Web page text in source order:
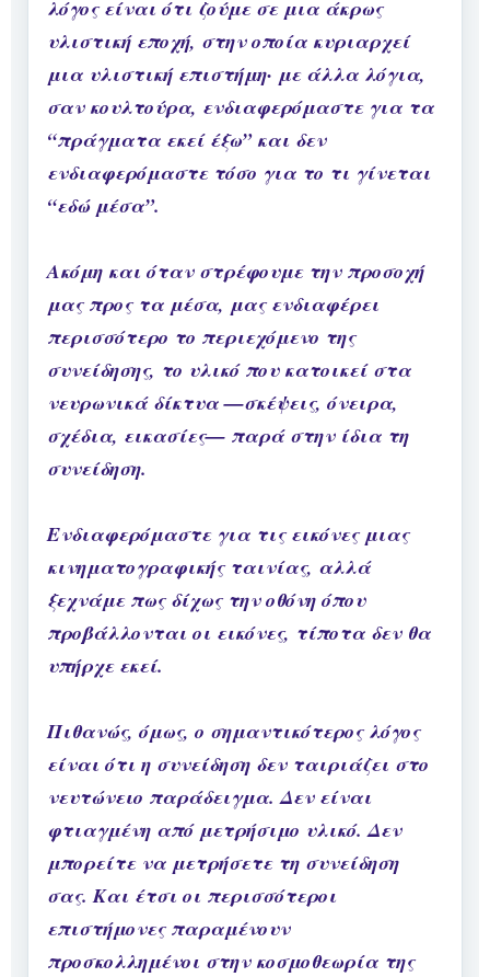
λόγος είναι ότι ζούμε σε μια άκρως
υλιστική εποχή, στην οποία κυριαρχεί
μια υλιστική επιστήμη· με άλλα λόγια,
σαν κουλτούρα, ενδιαφερόμαστε για τα
“πράγματα εκεί έξω” και δεν
ενδιαφερόμαστε τόσο για το τι γίνεται
“εδώ μέσα”.
Ακόμη και όταν στρέφουμε την προσοχή
μας προς τα μέσα, μας ενδιαφέρει
περισσότερο το περιεχόμενο της
συνείδησης, το υλικό που κατοικεί στα
νευρωνικά δίκτυα —σκέψεις, όνειρα,
σχέδια, εικασίες— παρά στην ίδια τη
συνείδηση.
Ενδιαφερόμαστε για τις εικόνες μιας
κινηματογραφικής ταινίας, αλλά
ξεχνάμε πως δίχως την οθόνη όπου
προβάλλονται οι εικόνες, τίποτα δεν θα
υπήρχε εκεί.
Πιθανώς, όμως, ο σημαντικότερος λόγος
είναι ότι η συνείδηση δεν ταιριάζει στο
νευτώνειο παράδειγμα. Δεν είναι
φτιαγμένη από μετρήσιμο υλικό. Δεν
μπορείτε να μετρήσετε τη συνείδηση
σας. Και έτσι οι περισσότεροι
επιστήμονες παραμένουν
προσκολλημένοι στην κοσμοθεωρία της